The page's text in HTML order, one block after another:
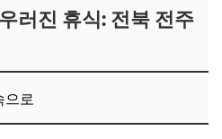
러진 휴식: 전북 전주
으로